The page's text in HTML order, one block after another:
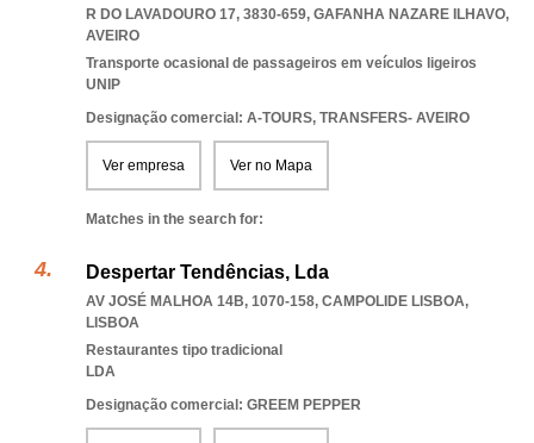
R DO LAVADOURO 17, 3830-659, GAFANHA NAZARE ILHAVO,
AVEIRO
Transporte ocasional de passageiros em veículos ligeiros
UNIP
Designação comercial: A-TOURS, TRANSFERS- AVEIRO
Ver empresa Ver no Mapa
Matches in the search for:
Despertar Tendências, Lda
AV JOSÉ MALHOA 14B, 1070-158, CAMPOLIDE LISBOA,
LISBOA
Restaurantes tipo tradicional
LDA
Designação comercial: GREEM PEPPER